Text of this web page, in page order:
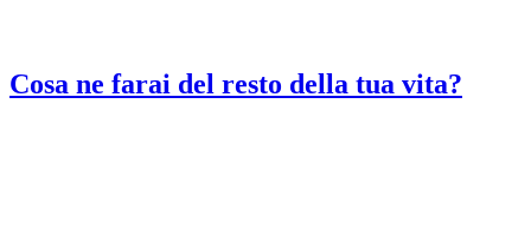
Cosa ne farai del resto della tua vita?